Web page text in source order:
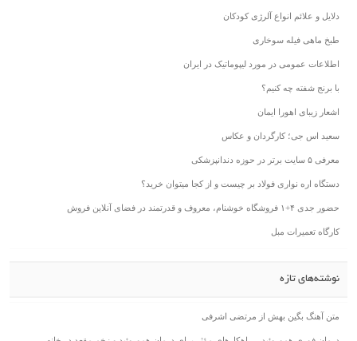
دلایل و علائم انواع آلرژی کودکان
طبخ ماهی فیله سوخاری
اطلاعات عمومی در مورد لیپوماتیک در ایران
با برنج شفته چه کنیم؟
اشعار زیبای اهورا ایمان
سعید اس جی؛ کارگردان و عکاس
معرفی ۵ سایت برتر در حوزه دندانپزشکی
دستگاه اره نواری فولاد بر چیست و از کجا میتوان خرید؟
حضور جدی ۴+۱ فروشگاه خوشنام، معروف و قدرتمند در فضای آنلاین فروش
کارگاه تعمیرات مبل
نوشته‌های تازه
متن آهنگ بگین بهش از مرتضی اشرفی